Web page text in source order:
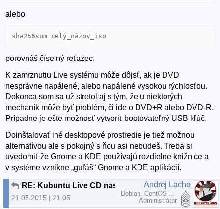
alebo
sha256sum celý_názov_iso
porovnáš číselný reťazec.
K zamrznutiu Live systému môže dôjsť, ak je DVD
nesprávne napálené, alebo napálené vysokou rýchlosťou.
Dokonca som sa už stretol aj s tým, že u niektorých
mechaník môže byť problém, či ide o DVD+R alebo DVD-R.
Prípadne je ešte možnosť vytvoriť bootovateľný USB kľúč.
Doinštalovať iné desktopové prostredie je tiež možnou
alternatívou ale s pokojný s ňou asi nebudeš. Treba si
uvedomiť že Gnome a KDE používajú rozdielne knižnice a
v systéme vznikne „guľáš“ Gnome a KDE aplikácií.
21.05.2015 | 21:05
Andrej Lacho
Debian, CentOS ...
Administrátor